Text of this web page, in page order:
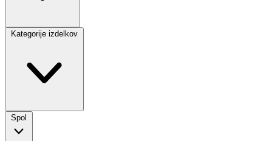
Kategorije izdelkov
Spol